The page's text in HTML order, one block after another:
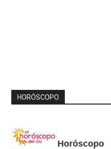
HORÓSCOPO
Horóscopo